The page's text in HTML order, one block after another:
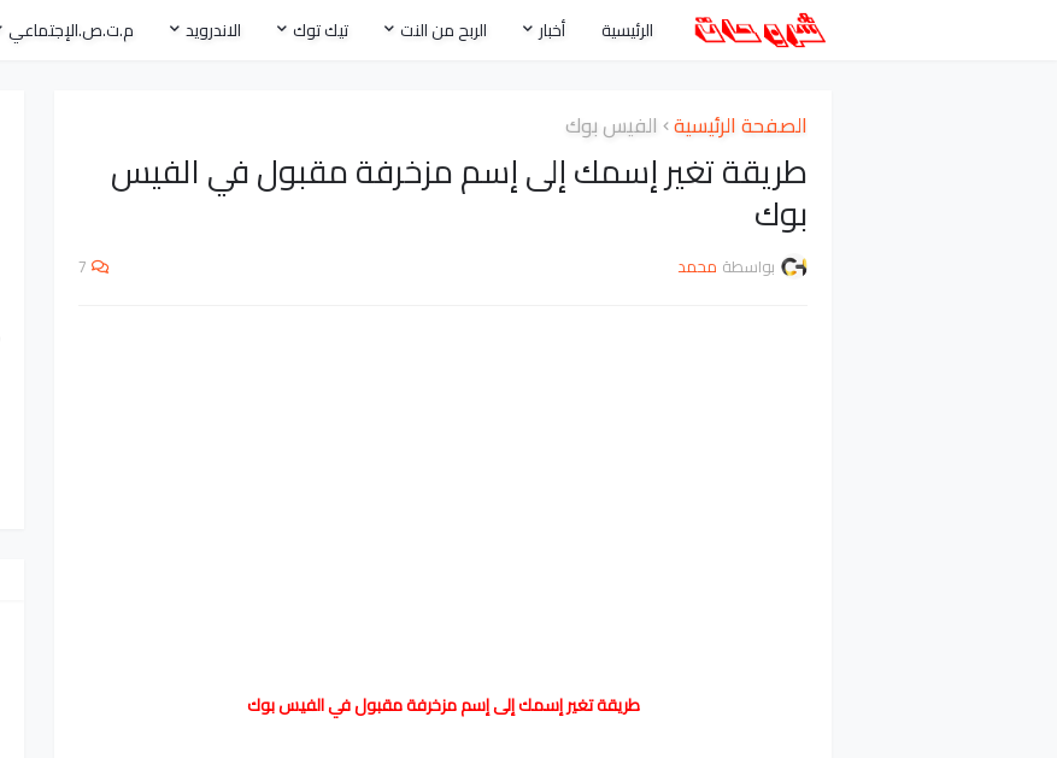
الرئيسية أخبار الربح من النت تيك توك الاندرويد م.ت.ص.الإجتماعي
الصفحة الرئيسية الفيس بوك
طريقة تغير إسمك إلى إسم مزخرفة مقبول في الفيس
بوك
بواسطة محمد 7
طريقة تغير إسمك إلى إسم مزخرفة مقبول فيالفيس بوك